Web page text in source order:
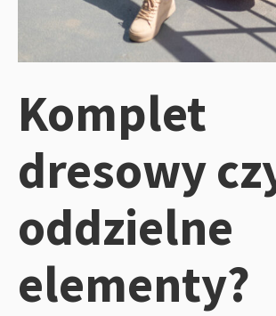
Komplet
dresowy
oddzielne
elementy?